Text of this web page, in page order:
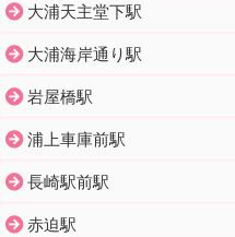
大浦天主堂下駅
大浦海岸通り駅
岩屋橋駅
浦上車庫前駅
長崎駅前駅
赤迫駅